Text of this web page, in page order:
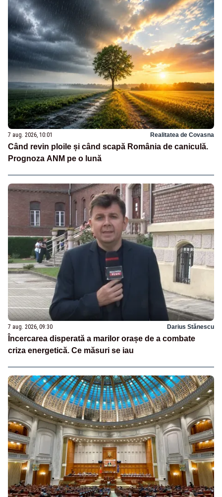
7 aug. 2026, 10:01 Realitatea de Covasna
Când revin ploile și când scapă România de caniculă.
Prognoza ANM pe o lună
7 aug. 2026, 09:30 Darius Stănescu
Încercarea disperată a marilor orașe de a combate
criza energetică. Ce măsuri se iau